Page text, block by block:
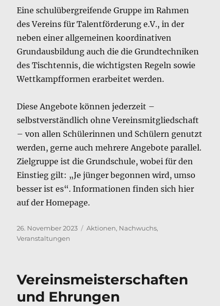
Eine schulübergreifende Gruppe im Rahmen
des Vereins für Talentförderung e.V., in der
neben einer allgemeinen koordinativen
Grundausbildung auch die die Grundtechniken
des Tischtennis, die wichtigsten Regeln sowie
Wettkampfformen erarbeitet werden.
Diese Angebote können jederzeit –
selbstverständlich ohne Vereinsmitgliedschaft
– von allen Schülerinnen und Schülern genutzt
werden, gerne auch mehrere Angebote parallel.
Zielgruppe ist die Grundschule, wobei für den
Einstieg gilt: „Je jünger begonnen wird, umso
besser ist es“. Informationen finden sich hier
auf der Homepage.
Veröffentlicht
am
26. November 2023 Kategorien
Aktionen, Nachwuchs,
Veranstaltungen
Vereinsmeisterschaften
und Ehrungen